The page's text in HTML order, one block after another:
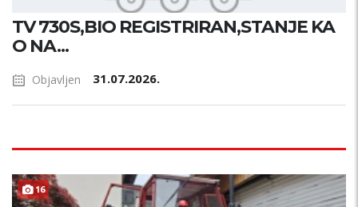
TV 730S,BIO REGISTRIRAN,STANJE KA
O NA...
Objavljen 31.07.2026.
16